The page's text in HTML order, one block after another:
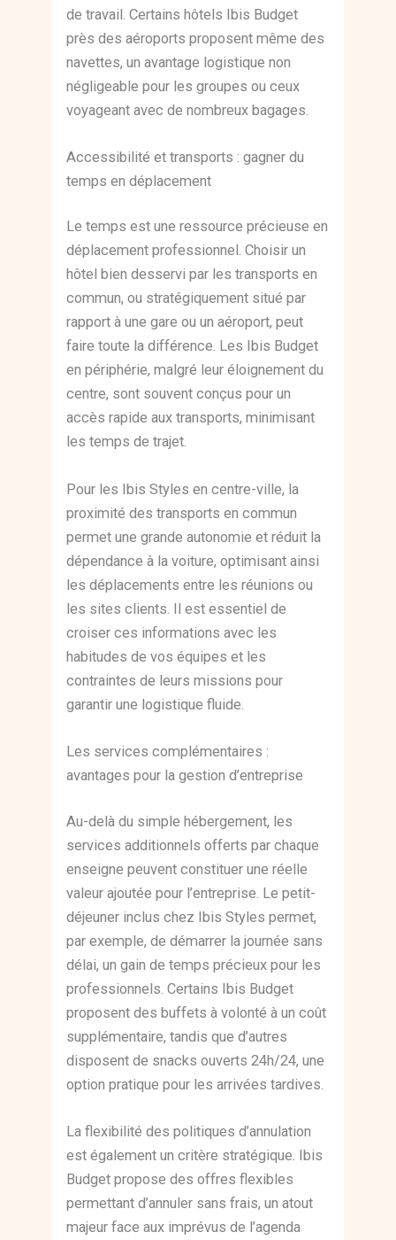
de travail. Certains hôtels Ibis Budget
près des aéroports proposent même des
navettes, un avantage logistique non
négligeable pour les groupes ou ceux
voyageant avec de nombreux bagages.
Accessibilité et transports : gagner du
temps en déplacement
Le temps est une ressource précieuse en
déplacement professionnel. Choisir un
hôtel bien desservi par les transports en
commun, ou stratégiquement situé par
rapport à une gare ou un aéroport, peut
faire toute la différence. Les Ibis Budget
en périphérie, malgré leur éloignement du
centre, sont souvent conçus pour un
accès rapide aux transports, minimisant
les temps de trajet.
Pour les Ibis Styles en centre-ville, la
proximité des transports en commun
permet une grande autonomie et réduit la
dépendance à la voiture, optimisant ainsi
les déplacements entre les réunions ou
les sites clients. Il est essentiel de
croiser ces informations avec les
habitudes de vos équipes et les
contraintes de leurs missions pour
garantir une logistique fluide.
Les services complémentaires :
avantages pour la gestion d’entreprise
Au-delà du simple hébergement, les
services additionnels offerts par chaque
enseigne peuvent constituer une réelle
valeur ajoutée pour l’entreprise. Le petit-
déjeuner inclus chez Ibis Styles permet,
par exemple, de démarrer la journée sans
délai, un gain de temps précieux pour les
professionnels. Certains Ibis Budget
proposent des buffets à volonté à un coût
supplémentaire, tandis que d’autres
disposent de snacks ouverts 24h/24, une
option pratique pour les arrivées tardives.
La flexibilité des politiques d’annulation
est également un critère stratégique. Ibis
Budget propose des offres flexibles
permettant d’annuler sans frais, un atout
majeur face aux imprévus de l’agenda